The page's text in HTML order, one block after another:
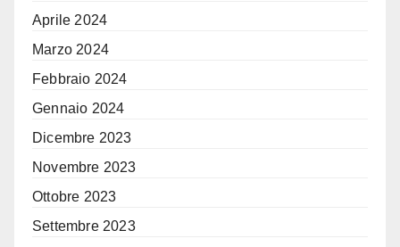
Aprile 2024
Marzo 2024
Febbraio 2024
Gennaio 2024
Dicembre 2023
Novembre 2023
Ottobre 2023
Settembre 2023